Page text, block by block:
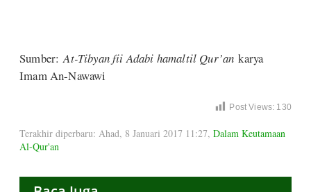
Sumber:At-Tibyan fii Adabi hamaltil Qur’ankarya
Imam An-Nawawi
Post Views: 130
Terakhir diperbaru: Ahad, 8 Januari 2017 11:27, Dalam Keutamaan
Al-Qur'an